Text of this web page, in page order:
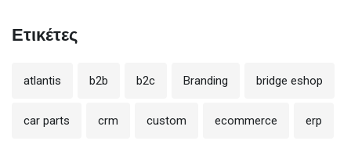
Ετικέτες
atlantis b2b b2c Branding bridge eshop
car parts crm custom ecommerce erp